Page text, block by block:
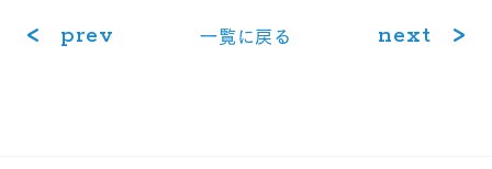
prev ⼀覧に戻る next